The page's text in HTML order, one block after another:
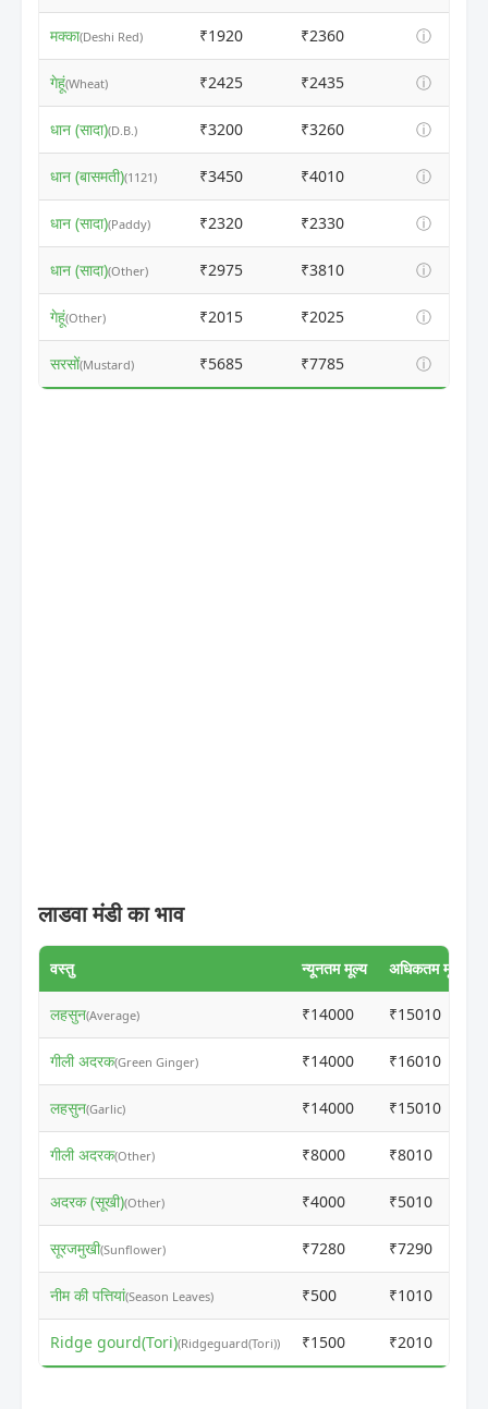
मक्का(Deshi Red) ₹1920 ₹2360 ⓘ
गेहूं(Wheat) ₹2425 ₹2435 ⓘ
धान (सादा)(D.B.) ₹3200 ₹3260 ⓘ
धान (बासमती)(1121) ₹3450 ₹4010 ⓘ
धान (सादा)(Paddy) ₹2320 ₹2330 ⓘ
धान (सादा)(Other) ₹2975 ₹3810 ⓘ
गेहूं(Other) ₹2015 ₹2025 ⓘ
सरसों(Mustard) ₹5685 ₹7785 ⓘ
लाडवा मंडी का भाव
वस्तु न्यूनतम मूल्य अधिकतम मूल्य
लहसुन(Average) ₹14000 ₹15010
गीली अदरक(Green Ginger) ₹14000 ₹16010
लहसुन(Garlic) ₹14000 ₹15010
गीली अदरक(Other) ₹8000 ₹8010
अदरक (सूखी)(Other) ₹4000 ₹5010
सूरजमुखी(Sunflower) ₹7280 ₹7290
नीम की पत्तियां(Season Leaves) ₹500 ₹1010
Ridge gourd(Tori)(Ridgeguard(Tori)) ₹1500 ₹2010